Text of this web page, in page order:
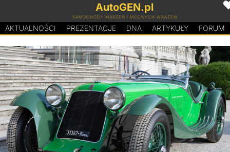
AutoGEN.pl
SAMOCHODY MARZEŃ I MOCNYCH WRAŻEŃ
AKTUALNOŚCI PREZENTACJE DNA ARTYKUŁY FORUM